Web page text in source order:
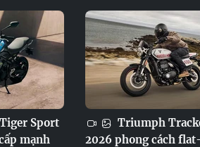
Sport
mạnh
Triumph
2026 phong cách